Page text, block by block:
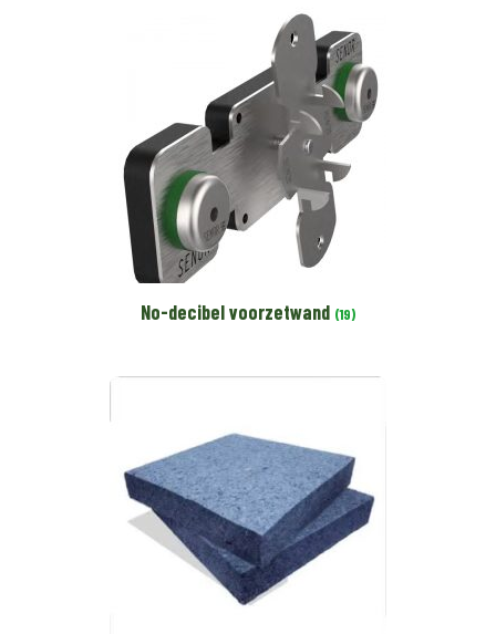
No-decibel voorzetwand (19)